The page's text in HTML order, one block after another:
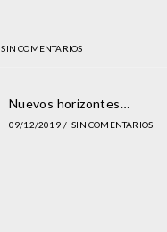
SIN COMENTARIOS
Nuevos horizontes…
09/12/2019 / SIN COMENTARIOS